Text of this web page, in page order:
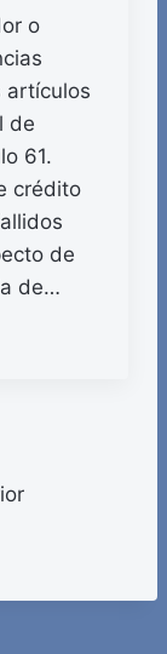
o
artículos
de
61.
crédito
de
de…